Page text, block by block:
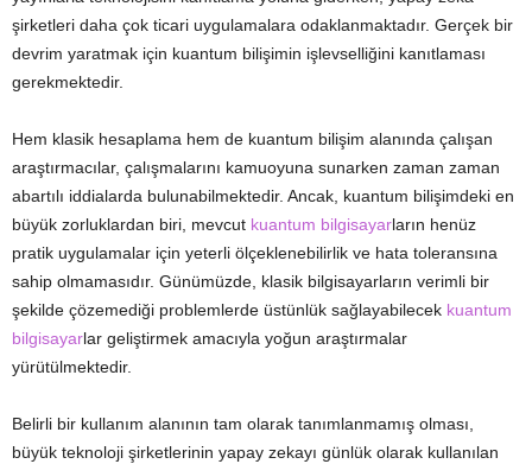
şirketleri daha çok ticari uygulamalara odaklanmaktadır. Gerçek bir
devrim yaratmak için kuantum bilişimin işlevselliğini kanıtlaması
gerekmektedir.
Hem klasik hesaplama hem de kuantum bilişim alanında çalışan
araştırmacılar, çalışmalarını kamuoyuna sunarken zaman zaman
abartılı iddialarda bulunabilmektedir. Ancak, kuantum bilişimdeki en
büyük zorluklardan biri, mevcut kuantum bilgisayarların henüz
pratik uygulamalar için yeterli ölçeklenebilirlik ve hata toleransına
sahip olmamasıdır. Günümüzde, klasik bilgisayarların verimli bir
şekilde çözemediği problemlerde üstünlük sağlayabilecek kuantum
bilgisayarlar geliştirmek amacıyla yoğun araştırmalar
yürütülmektedir.
Belirli bir kullanım alanının tam olarak tanımlanmamış olması,
büyük teknoloji şirketlerinin yapay zekayı günlük olarak kullanılan